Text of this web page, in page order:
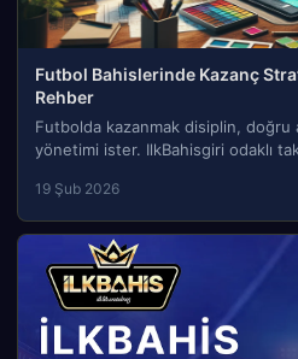
Futbol Bahislerinde Kazanç
Rehber
Futbolda kazanmak disiplin, doğru
yönetimi ister. IlkBahisgiri odaklı
19 Şub 2026